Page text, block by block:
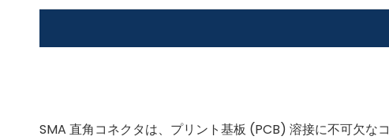
SMA 直角コネクタは、プリント基板 (PCB) 溶接に不可欠